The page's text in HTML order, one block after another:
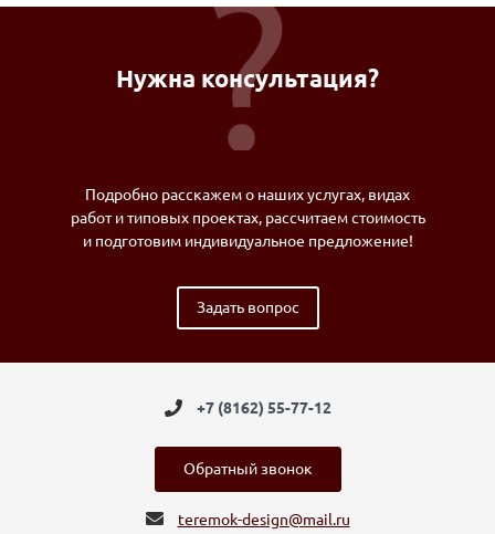
Нужна консультация?
Подробно расскажем о наших услугах, видах
работ и типовых проектах, рассчитаем стоимость
и подготовим индивидуальное предложение!
Задать вопрос
+7 (8162) 55-77-12
Обратный звонок
teremok-design@mail.ru